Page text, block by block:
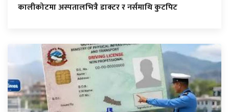
कालीकोटमा अस्पतालभित्रै डाक्टर र नर्समाथि कुटपिट